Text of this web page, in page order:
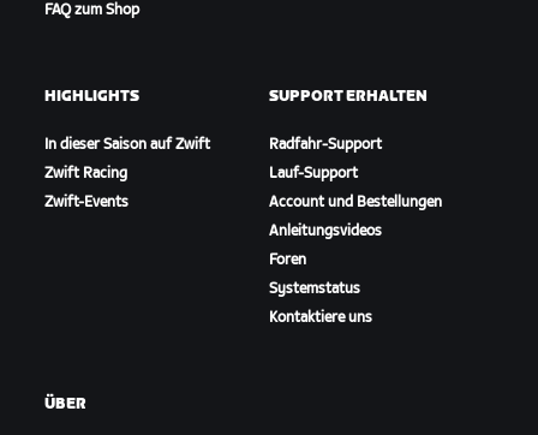
FAQ zum Shop
HIGHLIGHTS
In dieser Saison auf Zwift
Zwift Racing
Zwift-Events
SUPPORT ERHALTEN
Radfahr-Support
Lauf-Support
Account und Bestellungen
Anleitungsvideos
Foren
Systemstatus
Kontaktiere uns
ÜBER